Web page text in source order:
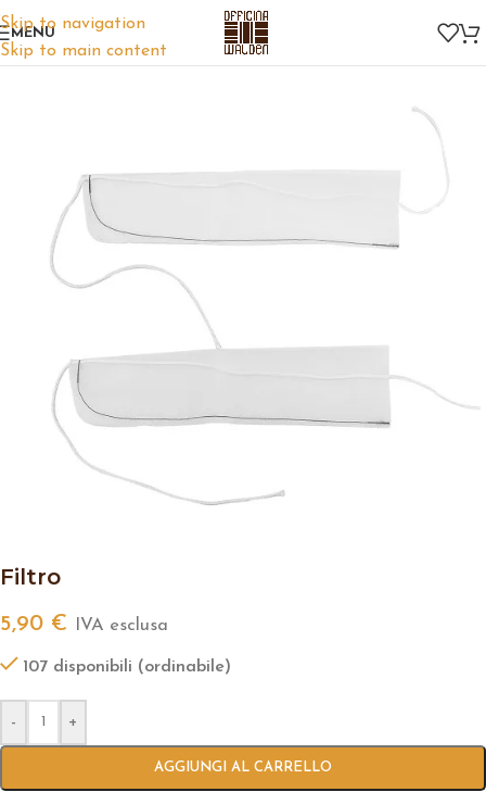
Skip to navigation
Skip to main content
MENU
Filtro
5,90 € IVA esclusa
107 disponibili (ordinabile)
- +
AGGIUNGI AL CARRELLO